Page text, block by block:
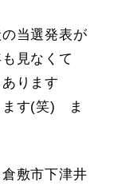
当選発表が
見なくて
ります
ます(笑) ま
敷市下津井